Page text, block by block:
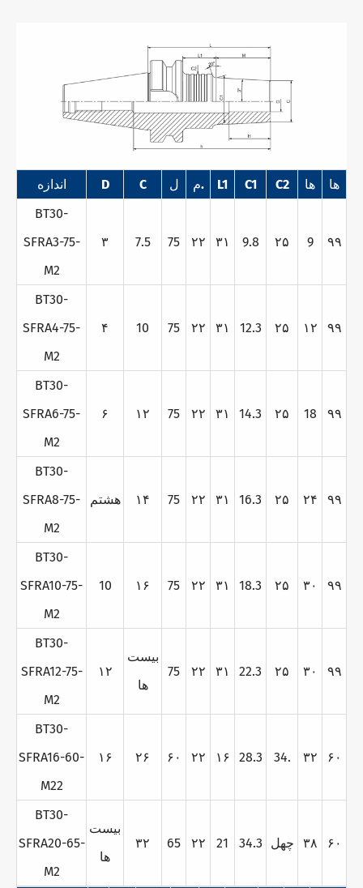
اندازه D C ل م. L1 C1 C2 ها
ها
BT30-
SFRA3-75-
M2
۳ 7.5 75 ۲۲ ۳۱ 9.8 ۲۵ 9 ۹۹
BT30-
SFRA4-75-
M2
۴ 10 75 ۲۲ ۳۱ 12.3 ۲۵ ۱۲ ۹۹
BT30-
SFRA6-75-
M2
۶ ۱۲ 75 ۲۲ ۳۱ 14.3 ۲۵ 18 ۹۹
BT30-
SFRA8-75-
M2
هشتم ۱۴ 75 ۲۲ ۳۱ 16.3 ۲۵ ۲۴ ۹۹
BT30-
SFRA10-75-
M2
10 ۱۶ 75 ۲۲ ۳۱ 18.3 ۲۵ ۳۰ ۹۹
BT30-
SFRA12-75-
M2
۱۲
بيست
ها
75 ۲۲ ۳۱ 22.3 ۲۵ ۳۰ ۹۹
BT30-
SFRA16-60-
M22
۱۶ ۲۶ ۶۰ ۲۲ ۱۶ 28.3 34. ۳۲ ۶۰
BT30-
SFRA20-65-
M2
بيست
ها
۳۲ 65 ۲۲ 21 34.3 چهل ۳۸ ۶۰